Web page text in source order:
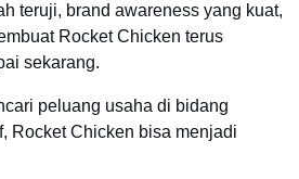
teruji, brand awareness yang kuat,
Rocket Chicken terus
sekarang.
peluang usaha di bidang
Rocket Chicken bisa menjadi